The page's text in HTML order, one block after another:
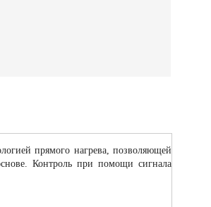
прямого нагрева, позволяющей
Контроль при помощи сигнала